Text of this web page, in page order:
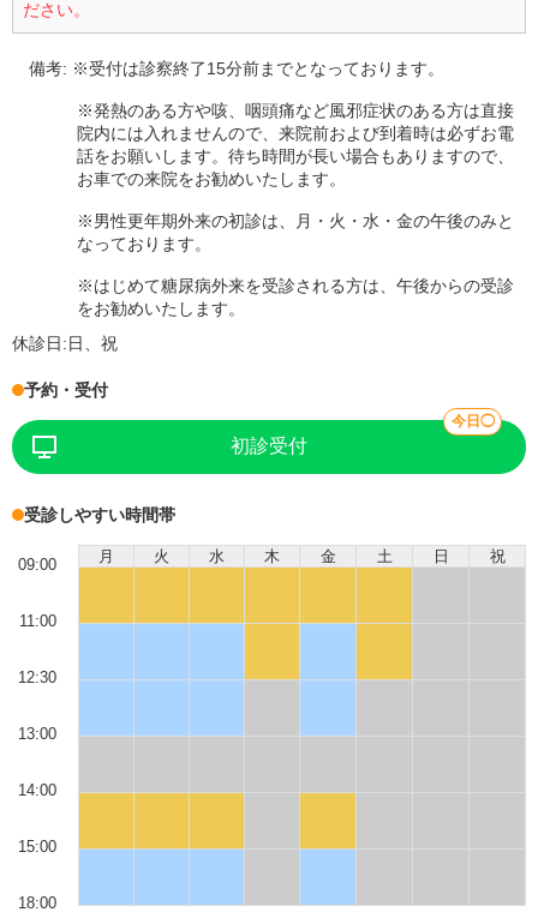
ださい。
備考: ※受付は診察終了15分前までとなっております。
※発熱のある方や咳、咽頭痛など風邪症状のある方は直接
院内には入れませんので、来院前および到着時は必ずお電
話をお願いします。待ち時間が長い場合もありますので、
お車での来院をお勧めいたします。
※男性更年期外来の初診は、月・火・水・金の午後のみと
なっております。
※はじめて糖尿病外来を受診される方は、午後からの受診
をお勧めいたします。
休診日:日、祝
予約・受付
初診受付
今日◯
受診しやすい時間帯
月 火 水 木 金 土 日 祝
09:00
11:00
12:30
13:00
14:00
15:00
18:00